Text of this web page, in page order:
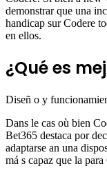
demonstrar que una
handicap sur Codere
en ellos.
¿Qué es
Diseñ o y
Dans le cas où bien
Bet365 destaca por
adaptarse an una
má s capaz que la para